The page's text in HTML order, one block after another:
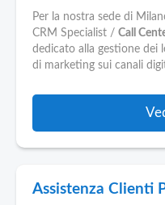
Per la nostra sede di
CRM Specialist / Call
dedicato alla gestione dei
di marketing sui canali
Assistenza Clienti